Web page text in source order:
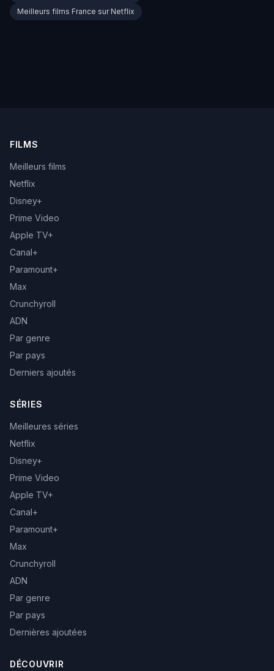
Meilleurs films France sur Netflix
FILMS
Meilleurs films
Netflix
Disney+
Prime Video
Apple TV+
Canal+
Paramount+
Max
Crunchyroll
ADN
Par genre
Par pays
Derniers ajoutés
SÉRIES
Meilleures séries
Netflix
Disney+
Prime Video
Apple TV+
Canal+
Paramount+
Max
Crunchyroll
ADN
Par genre
Par pays
Dernières ajoutées
DÉCOUVRIR